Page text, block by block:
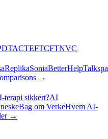
ACTEFTCFTNVC
ReplikaSoniaBetterHelp
→
terapi sikkert?AI
Bag om VerkeHvem AI-
→